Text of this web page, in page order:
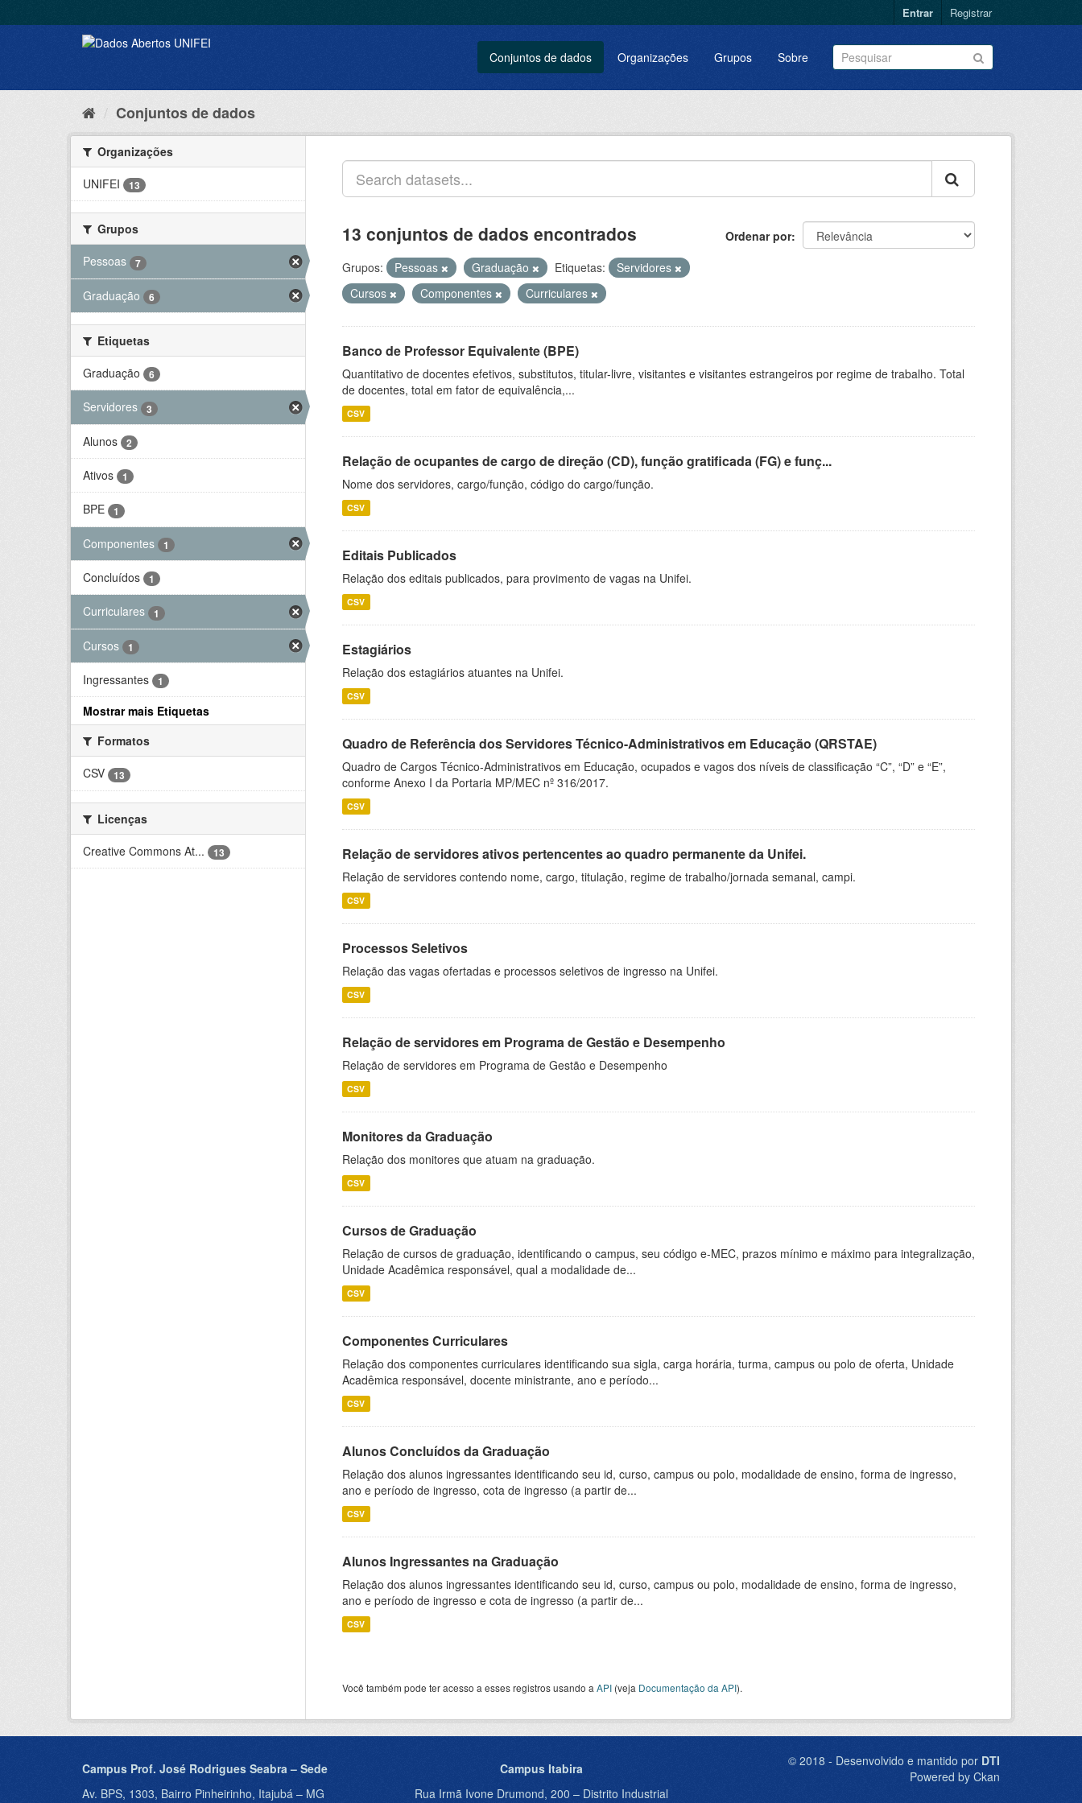
Entrar Registrar
Conjuntos de dados Organizações Grupos Sobre
Conjuntos de dados
Organizações
UNIFEI
13
Grupos
Pessoas
7
Graduação 6
Etiquetas
Graduação
6
Servidores 3
Alunos 2
Ativos 1
BPE 1
Componentes 1
Concluídos 1
Curriculares 1
Cursos 1
Ingressantes 1
Mostrar mais Etiquetas
Formatos
CSV
13
Licenças
Creative Commons At...
13
Ordenar por
13 conjuntos de dados encontrados
Grupos: Pessoas Graduação Etiquetas:
Servidores
Cursos
Componentes Curriculares
Banco de Professor Equivalente (BPE)
Quantitativo de docentes efetivos, substitutos, titular-livre, visitantes e visitantes estrangeiros por regime de trabalho. Total
de docentes, total em fator de equivalência,...
CSV
Relação de ocupantes de cargo de direção (CD), função gratificada (FG) e funç...
Nome dos servidores, cargo/função, código do cargo/função.
CSV
Editais Publicados
Relação dos editais publicados, para provimento de vagas na Unifei.
CSV
Estagiários
Relação dos estagiários atuantes na Unifei.
CSV
Quadro de Referência dos Servidores Técnico-Administrativos em Educação (QRSTAE)
Quadro de Cargos Técnico-Administrativos em Educação, ocupados e vagos dos níveis de classificação “C”, “D” e “E”,
conforme Anexo I da Portaria MP/MEC nº 316/2017.
CSV
Relação de servidores ativos pertencentes ao quadro permanente da Unifei.
Relação de servidores contendo nome, cargo, titulação, regime de trabalho/jornada semanal, campi.
CSV
Processos Seletivos
Relação das vagas ofertadas e processos seletivos de ingresso na Unifei.
CSV
Relação de servidores em Programa de Gestão e Desempenho
Relação de servidores em Programa de Gestão e Desempenho
CSV
Monitores da Graduação
Relação dos monitores que atuam na graduação.
CSV
Cursos de Graduação
Relação de cursos de graduação, identificando o campus, seu código e-MEC, prazos mínimo e máximo para integralização,
Unidade Acadêmica responsável, qual a modalidade de...
CSV
Componentes Curriculares
Relação dos componentes curriculares identificando sua sigla, carga horária, turma, campus ou polo de oferta, Unidade
Acadêmica responsável, docente ministrante, ano e período...
CSV
Alunos Concluídos da Graduação
Relação dos alunos ingressantes identificando seu id, curso, campus ou polo, modalidade de ensino, forma de ingresso,
ano e período de ingresso, cota de ingresso (a partir de...
CSV
Alunos Ingressantes na Graduação
Relação dos alunos ingressantes identificando seu id, curso, campus ou polo, modalidade de ensino, forma de ingresso,
ano e período de ingresso e cota de ingresso (a partir de...
CSV
Você também pode ter acesso a esses registros usando a API (veja Documentação da API).
Campus Prof. José Rodrigues Seabra – Sede
Av. BPS, 1303, Bairro Pinheirinho, Itajubá – MG
Campus Itabira
Rua Irmã Ivone Drumond, 200 – Distrito Industrial
© 2018 - Desenvolvido e mantido por DTI
Powered by Ckan